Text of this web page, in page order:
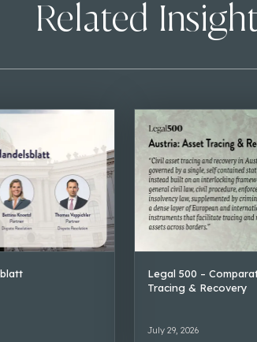
Related
Legal 500 –
Tracing & Recovery
July 29, 2026